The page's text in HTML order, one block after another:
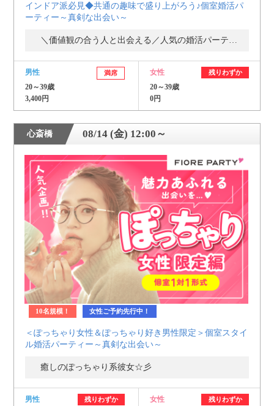
インドア派必見◆共通の趣味で盛り上がろう♪個室婚活パ
ーティー～真剣な出会い～
男性 満席
20～39歳
3,400円
女性 残りわずか
20～39歳
0円
心斎橋 08/14 (金) 12:00～
10名規模！ 女性ご予約先行中！
＜ぽっちゃり女性＆ぽっちゃり好き男性限定＞個室スタイ
ル婚活パーティー～真剣な出会い～
癒しのぽっちゃり系彼女☆彡
男性 残りわずか 女性 残りわずか